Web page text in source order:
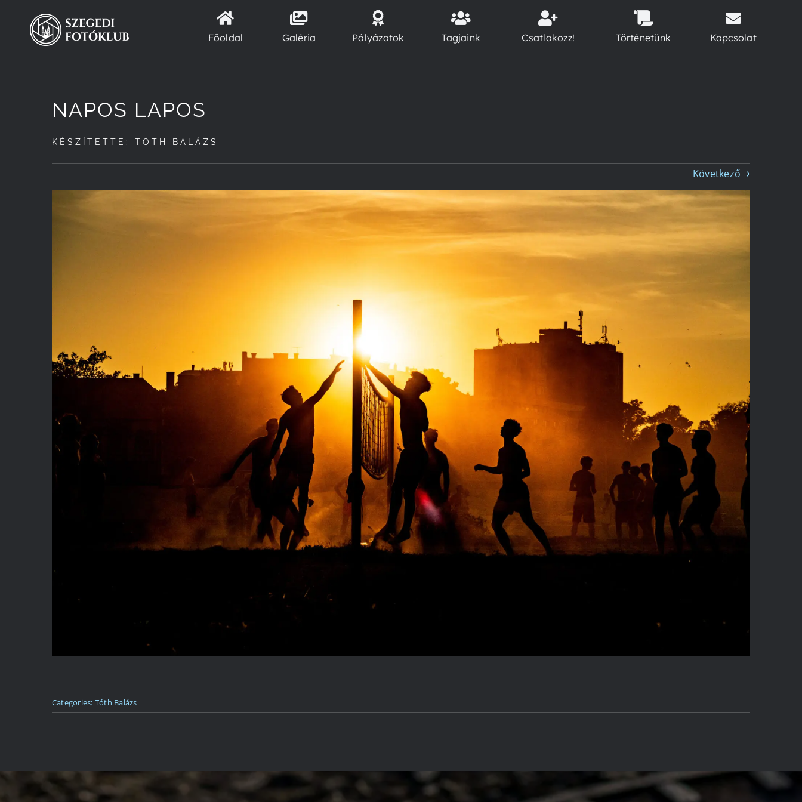
Kihagyás
Főoldal Galéria Pályázatok Tagjaink Csatlakozz! Történetünk Kapcsolat
NAPOS LAPOS
KÉSZÍTETTE: TÓTH BALÁZS
Következő
Categories: Tóth Balázs